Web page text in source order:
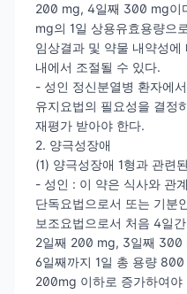
200 mg, 4일째 300 mg이
mg의 1일 상용유효용량으
임상결과 및 약물 내약성
내에서 조절될 수 있다.
- 성인 정신분열병 환자에
유지요법의 필요성을 결정
재평가 받아야 한다.
2. 양극성장애
(1) 양극성장애 1형과 관련
- 성인 : 이 약은 식사와 관
단독요법으로서 또는 기분
보조요법으로서 처음 4일
2일째 200 mg, 3일째
6일째까지 1일 총 용량
200mg 이하로 증가하여야